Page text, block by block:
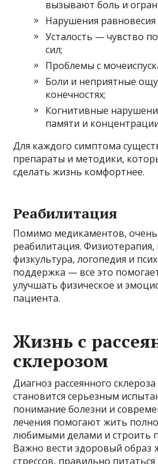
вызывают боль и
Нарушения
Усталость — чувство
сил;
Проблемы с
Боли и неприятные
конечностях;
Когнитивные
памяти и
Для каждого симптома
препараты и методики,
сделать жизнь комфортнее.
Реабилитация
Помимо медикаментов,
реабилитация. Физиотерапия,
физкультура, логопедия и
поддержка — все это
улучшать физическое и
пациента.
Жизнь с
склерозом
Диагноз рассеянного
становится серьезным
понимание болезни и
лечения помогают жить
любимыми делами и строить
Важно вести здоровый образ
стрессов, правильно питаться